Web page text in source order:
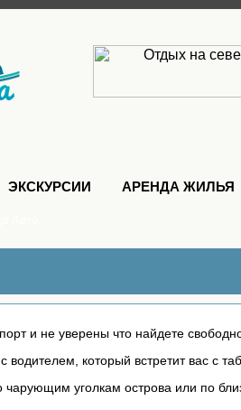
ЭКСКУРСИИ АРЕНДА ЖИЛЬЯ
и не уверены что найдете
водителем, который встретит вас с
чарующим уголкам острова или по